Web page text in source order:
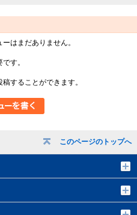
このページのトップへ
はまだありません。
す。
することができます。